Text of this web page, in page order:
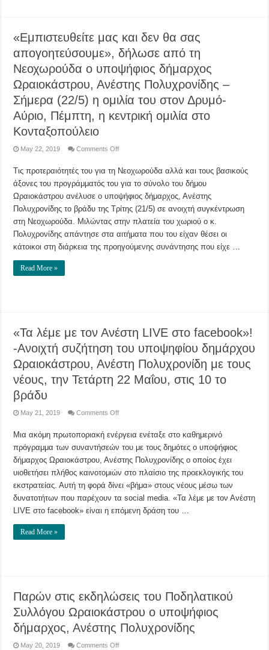
και
το
Δημαρχείο
«Εμπιστευθείτε μας και δεν θα σας
απογοητεύσουμε», δήλωσε από τη
Νεοχωρούδα ο υποψήφιος δήμαρχος
Ωραιοκάστρου, Ανέστης Πολυχρονίδης –
Σήμερα (22/5) η ομιλία του στον Δρυμό-
Αύριο, Πέμπτη, η κεντρική ομιλία στο
Κονταξοπούλειο
May 22, 2019 Comments Offon
και
θα
σας
απογοητεύσουμε»,
δήλωσε
από
τη
Νεοχωρούδα
ο
υποψήφιος
δήμαρχος
Δρυμό-
Αύριο,
η
ομιλία
Κονταξοπούλειο
Τις προτεραιότητές του για τη Νεοχωρούδα αλλά και τους βασικούς
άξονες του προγράμματός του για το σύνολο του δήμου
Ωραιοκάστρου ανέλυσε ο υποψήφιος δήμαρχος, Ανέστης
Πολυχρονίδης το βράδυ της Τρίτης (21/5) σε ανοιχτή συγκέντρωση
στη Νεοχωρούδα. Μιλώντας στην πλατεία του χωριού ο κ.
Πολυχρονίδης απάντησε στα αιτήματα που του είχαν θέσει οι
κάτοικοι στη διάρκεια της προηγούμενης συνάντησης που είχε …
Read More »
«Τα λέμε με τον Ανέστη LIVE στο facebook»!
-Ανοιχτή συζήτηση του υποψηφίου δημάρχου
Ωραιοκάστρου, Ανέστη Πολυχρονίδη με τους
νέους, την Τετάρτη 22 Μαΐου, στις 10 το
βράδυ
May 21, 2019 Comments Offon
με
τον
Ανέστη
στο
facebook»!
-Ανοιχτή
συζήτηση
υποψηφίου
δημάρχου
Ωραιοκάστρου,
10
το
Μια ακόμη πρωτοποριακή ενέργεια ενέταξε στο καθημερινό
πρόγραμμα των συναντήσεών του με τους δημότες ο υποψήφιος
δήμαρχος Ωραιοκάστρου, Ανέστης Πολυχρονίδης ο οποίος έχει
υιοθετήσει πλήθος καινοτομιών στο πλαίσιο της προεκλογικής του
εκστρατείας. Αυτή τη φορά δίνει «βήμα» στους νέους μέσω των
δυνατοτήτων που παρέχουν τα social media. «Τα λέμε με τον Ανέστη
LIVE στο facebook» είναι η επόμενη δράση του …
Read More »
Παρών στις εκδηλώσεις του Ποδηλατικού
Συλλόγου Ωραιοκάστρου ο υποψήφιος
δήμαρχος, Ανέστης Πολυχρονίδης
May 20, 2019 Comments Offon